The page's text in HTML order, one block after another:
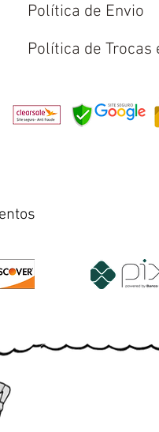
Política de Envio
Política de Trocas